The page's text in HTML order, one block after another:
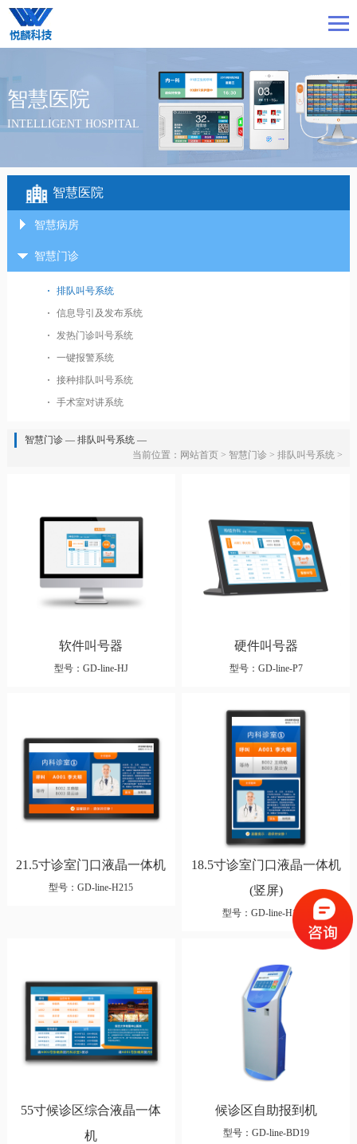
智慧医院
INTELLIGENT HOSPITAL
智慧医院
智慧病房
智慧门诊
排队叫号系统
信息导引及发布系统
发热门诊叫号系统
一键报警系统
接种排队叫号系统
手术室对讲系统
智慧门诊 — 排队叫号系统 —
当前位置： 网站首页 > 智慧门诊 >排队叫号系统 >
软件叫号器
型号：GD-line-HJ
硬件叫号器
型号：GD-line-P7
21.5寸诊室门口液晶一体机
型号：GD-line-H215
18.5寸诊室门口液晶一体机
(竖屏)
型号：GD-line-H18.5
55寸候诊区综合液晶一体
机
候诊区自助报到机
型号：GD-line-BD19